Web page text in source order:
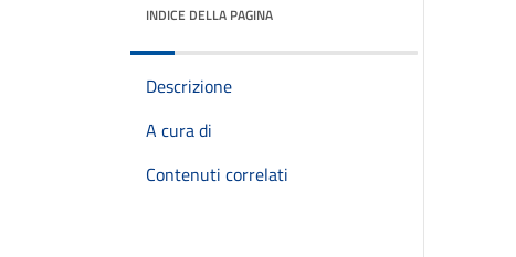
INDICE DELLA PAGINA
Descrizione
A cura di
Contenuti correlati